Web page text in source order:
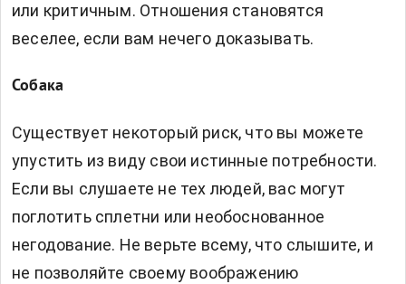
или критичным. Отношения становятся
веселее, если вам нечего доказывать.
Собака
Существует некоторый риск, что вы можете
упустить из виду свои истинные потребности.
Если вы слушаете не тех людей, вас могут
поглотить сплетни или необоснованное
негодование. Не верьте всему, что слышите, и
не позволяйте своему воображению